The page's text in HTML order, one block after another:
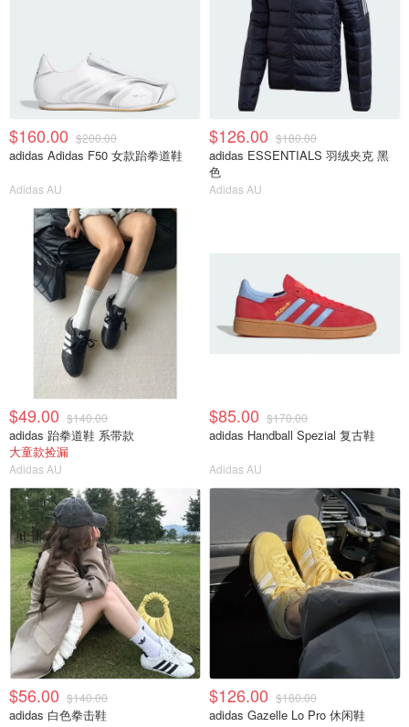
$160.00 $200.00
adidas Adidas F50 女款跆拳道鞋
Adidas AU
$126.00 $180.00
adidas ESSENTIALS 羽绒夹克 黑
色
Adidas AU
$49.00 $140.00
adidas 跆拳道鞋 系带款
大童款捡漏
Adidas AU
$85.00 $170.00
adidas Handball Spezial 复古鞋
Adidas AU
$56.00 $140.00
adidas 白色拳击鞋
$126.00 $180.00
adidas Gazelle Lo Pro 休闲鞋